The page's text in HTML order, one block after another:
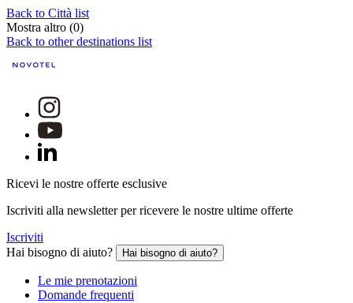
Back to Città list
Mostra altro (0)
Back to other destinations list
Ricevi le nostre offerte esclusive
Iscriviti alla newsletter per ricevere le nostre ultime offerte
Iscriviti
Hai bisogno di aiuto?
Hai bisogno di aiuto?
Le mie prenotazioni
Domande frequenti